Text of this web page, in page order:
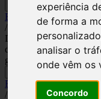
experiência
de forma a
analisar o
onde vêm os
Concordo
Bossa Nova
/
Bossa Nova/
Derivado do samba e
da música brasileira
garota de Ipanema.
Fine Dining
/
Bossa Nova/Chill Out